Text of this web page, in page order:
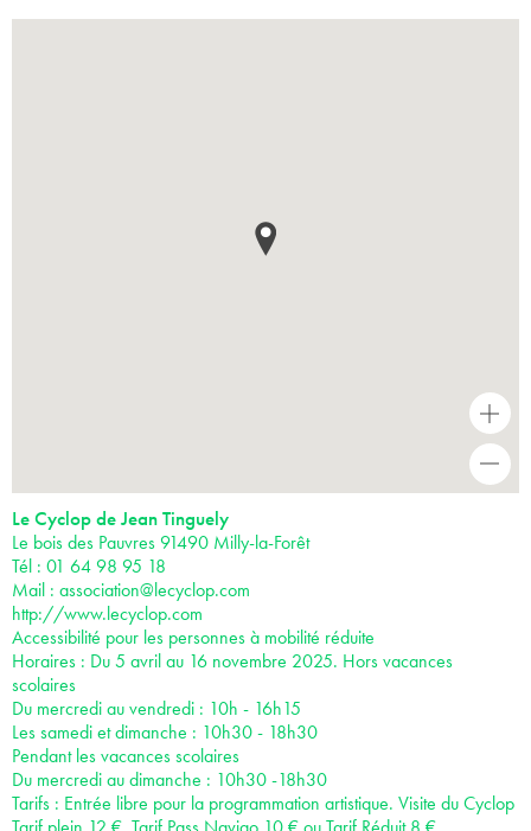
+
Le Cyclop de Jean Tinguely
Le bois des Pauvres 91490 Milly-la-Forêt
Tél : 01 64 98 95 18
Mail : association@lecyclop.com
http://www.lecyclop.com
Accessibilité pour les personnes à mobilité réduite
Horaires : Du 5 avril au 16 novembre 2025. Hors vacances
scolaires
Du mercredi au vendredi : 10h - 16h15
Les samedi et dimanche : 10h30 - 18h30
Pendant les vacances scolaires
Du mercredi au dimanche : 10h30 -18h30
Tarifs : Entrée libre pour la programmation artistique. Visite du Cyclop